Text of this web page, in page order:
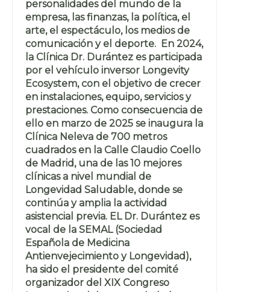
personalidades del mundo de la
empresa, las finanzas, la política, el
arte, el espectáculo, los medios de
comunicación y el deporte. En 2024,
la Clínica Dr. Durántez es participada
por el vehículo inversor Longevity
Ecosystem, con el objetivo de crecer
en instalaciones, equipo, servicios y
prestaciones. Como consecuencia de
ello en marzo de 2025 se inaugura la
Clínica Neleva de 700 metros
cuadrados en la Calle Claudio Coello
de Madrid, una de las 10 mejores
clínicas a nivel mundial de
Longevidad Saludable, donde se
continúa y amplia la actividad
asistencial previa. EL Dr. Durántez es
vocal de la SEMAL (Sociedad
Española de Medicina
Antienvejecimiento y Longevidad),
ha sido el presidente del comité
organizador del XIX Congreso